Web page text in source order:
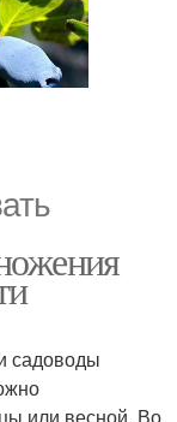
садоводы
или весной. Во